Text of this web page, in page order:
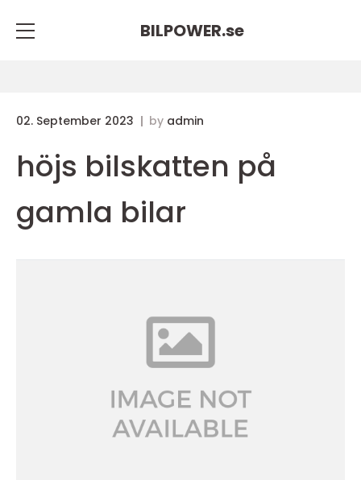
BILPOWER.se
02. September 2023 by admin
höjs bilskatten på
gamla bilar